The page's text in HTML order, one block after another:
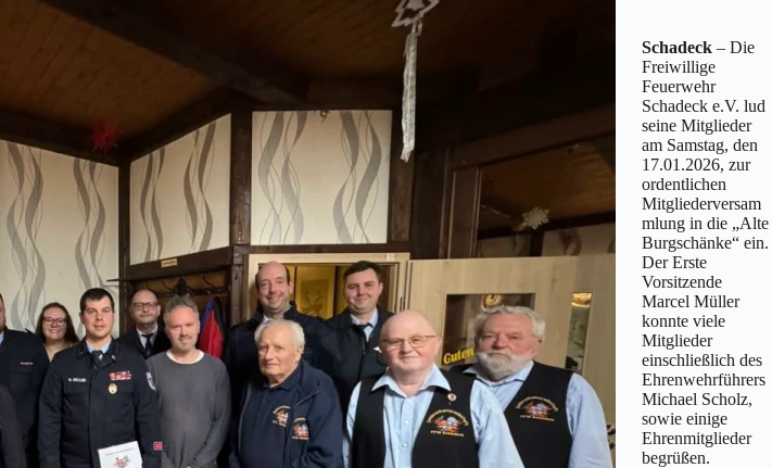
Schadeck – Die
Freiwillige
Feuerwehr
Schadeck e.V. lud
seine Mitglieder
am Samstag, den
17.01.2026, zur
ordentlichen
Mitgliederversam
mlung in die „Alte
Burgschänke“ ein.
Der Erste
Vorsitzende
Marcel Müller
konnte viele
Mitglieder
einschließlich des
Ehrenwehrführers
Michael Scholz,
sowie einige
Ehrenmitglieder
begrüßen.